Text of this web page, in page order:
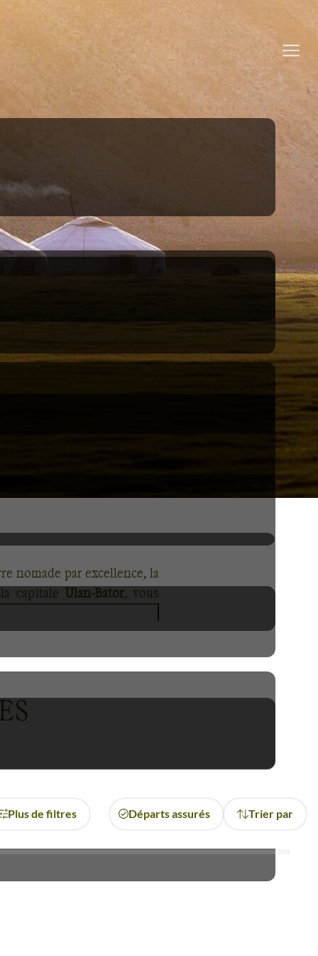
nomade par excellence, la
capitale Ulan-Bator, vous
naturelles de cet
mongols vous réserveront
attendent.
Vous pourrez également
les steppes...
Plus de filtres Départs assurés Trier par